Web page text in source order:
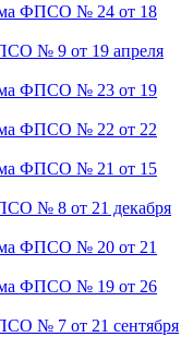
ФПСО № 24 от 18
№ 9 от 19 апреля
ФПСО № 23 от 19
ФПСО № 22 от 22
ФПСО № 21 от 15
№ 8 от 21 декабря
ФПСО № 20 от 21
ФПСО № 19 от 26
№ 7 от 21 сентября